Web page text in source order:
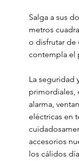
Salga a sus
metros
o disfrutar de
contempla el
La seguridad
primordiales,
alarma,
eléctricas en
accesorios
los cálidos